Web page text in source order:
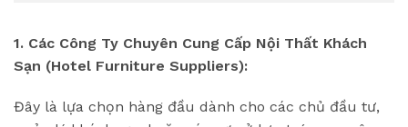
1. Các Công Ty Chuyên Cung Cấp Nội Thất Khách
Sạn (Hotel Furniture Suppliers):
Đây là lựa chọn hàng đầu dành cho các chủ đầu tư,